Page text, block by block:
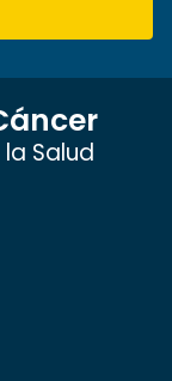
Salud